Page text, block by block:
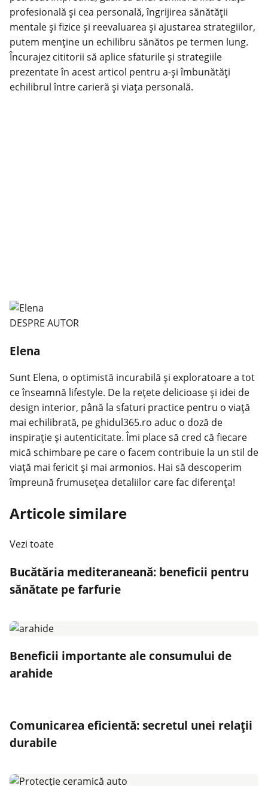
profesională și cea personală, îngrijirea sănătății
mentale și fizice și reevaluarea și ajustarea strategiilor,
putem menține un echilibru sănătos pe termen lung.
Încurajez cititorii să aplice sfaturile și strategiile
prezentate în acest articol pentru a-și îmbunătăți
echilibrul între carieră și viața personală.
DESPRE AUTOR
Elena
Sunt Elena, o optimistă incurabilă și exploratoare a tot
ce înseamnă lifestyle. De la rețete delicioase și idei de
design interior, până la sfaturi practice pentru o viață
mai echilibrată, pe ghidul365.ro aduc o doză de
inspirație și autenticitate. Îmi place să cred că fiecare
mică schimbare pe care o facem contribuie la un stil de
viață mai fericit și mai armonios. Hai să descoperim
împreună frumusețea detaliilor care fac diferența!
Articole similare
Vezi toate
Bucătăria mediteraneană: beneficii pentru
sănătate pe farfurie
Beneficii importante ale consumului de
arahide
Comunicarea eficientă: secretul unei relații
durabile